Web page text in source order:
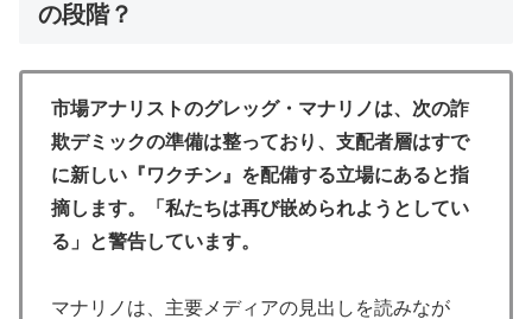
の段階？
市場アナリストのグレッグ・マナリノは、次の詐
欺デミックの準備は整っており、支配者層はすで
に新しい『ワクチン』を配備する立場にあると指
摘します。「私たちは再び嵌められようとしてい
る」と警告しています。
マナリノは、主要メディアの見出しを読みなが